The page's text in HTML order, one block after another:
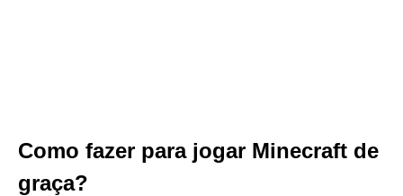
Como fazer para jogar Minecraft de
graça?